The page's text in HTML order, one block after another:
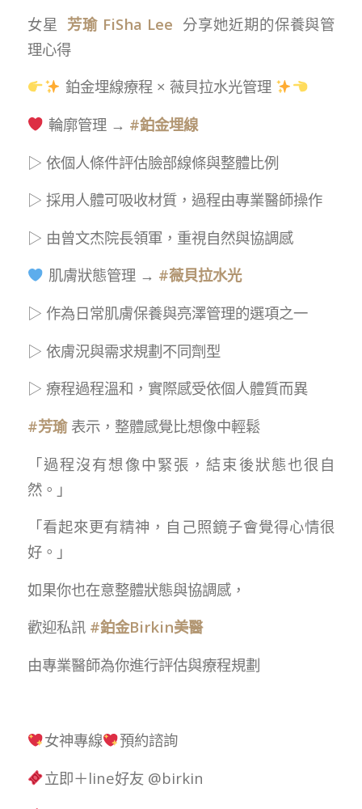
女星 芳瑜 FiSha Lee 分享她近期的保養與管
理心得
鉑金埋線療程 × 薇貝拉水光管理
輪廓管理 → #鉑金埋線
▷ 依個人條件評估臉部線條與整體比例
▷ 採用人體可吸收材質，過程由專業醫師操作
▷ 由曾文杰院長領軍，重視自然與協調感
肌膚狀態管理 → #薇貝拉水光
▷ 作為日常肌膚保養與亮澤管理的選項之一
▷ 依膚況與需求規劃不同劑型
▷ 療程過程溫和，實際感受依個人體質而異
#芳瑜表示，整體感覺比想像中輕鬆
「過程沒有想像中緊張，結束後狀態也很自
然。」
「看起來更有精神，自己照鏡子會覺得心情很
好。」
如果你也在意整體狀態與協調感，
歡迎私訊 #鉑金Birkin美醫
由專業醫師為你進行評估與療程規劃
女神專線
預約諮詢
立即＋line好友 @birkin